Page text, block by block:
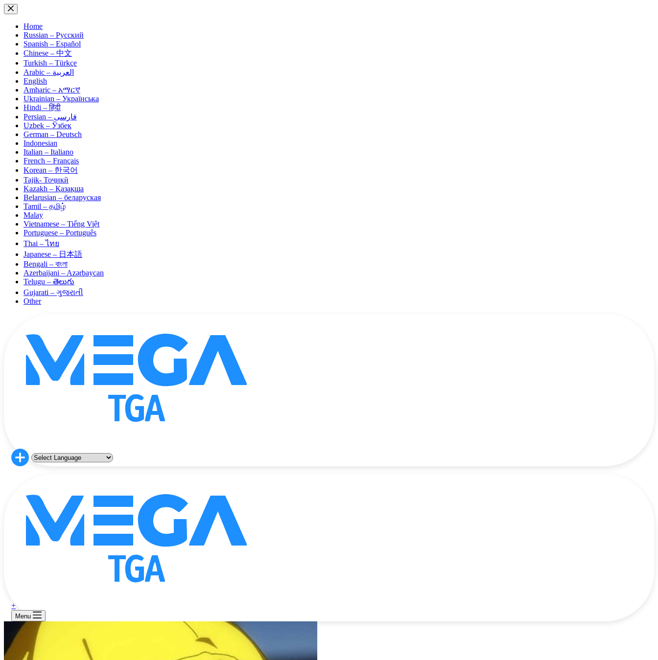
Skip
to
contentHome
Russian – Русский
Spanish – Español
Chinese – 中文
Turkish – Türkçe
Arabic – العربية
English
Amharic – አማርኛ
Ukrainian – Українська
Hindi – हिंदी
Persian – فارسی
Uzbek – Ўзбек
German – Deutsch
Indonesian
Italian – Italiano
French – Français
Korean – 한국어
Tajik- Тоҷикӣ
Kazakh – Қазақша
Belarusian – беларуская
Tamil – தமிழ்
Malay
Vietnamese – Tiếng Việt
Portuguese – Português
Thai – ไทย
Japanese – 日本語
Bengali – বাংলা
Azerbaijani – Azərbaycan
Telugu – తెలుగు
Gujarati – ગુજરાતી
Other
+
Menu